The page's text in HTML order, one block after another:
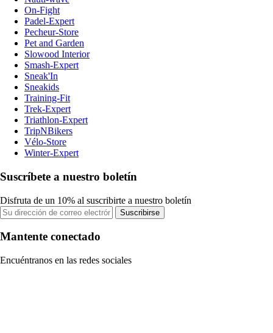
On-Fight
Padel-Expert
Pecheur-Store
Pet and Garden
Slowood Interior
Smash-Expert
Sneak'In
Sneakids
Training-Fit
Trek-Expert
Triathlon-Expert
TripNBikers
Vélo-Store
Winter-Expert
Suscríbete a nuestro boletín
Disfruta de un 10% al suscribirte a nuestro boletín
Suscribirse
Mantente conectado
Encuéntranos en las redes sociales